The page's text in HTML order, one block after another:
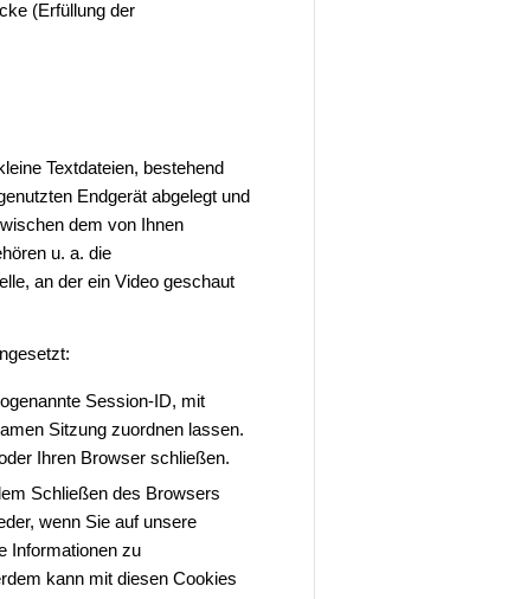
(Erfüllung der
Textdateien, bestehend
Endgerät abgelegt und
dem von Ihnen
u. a. die
an der ein Video geschaut
Session-ID, mit
Sitzung zuordnen lassen.
Ihren Browser schließen.
Schließen des Browsers
wenn Sie auf unsere
Informationen zu
kann mit diesen Cookies